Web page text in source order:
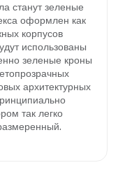
станут зеленые
оформлен как
корпусов
использованы
зеленые кроны
архитектурных
так легко